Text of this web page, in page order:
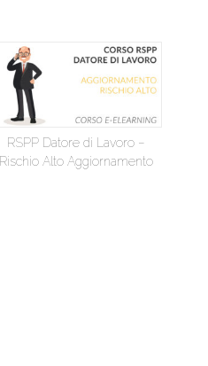
RSPP Datore di Lavoro –
Rischio Alto Aggiornamento